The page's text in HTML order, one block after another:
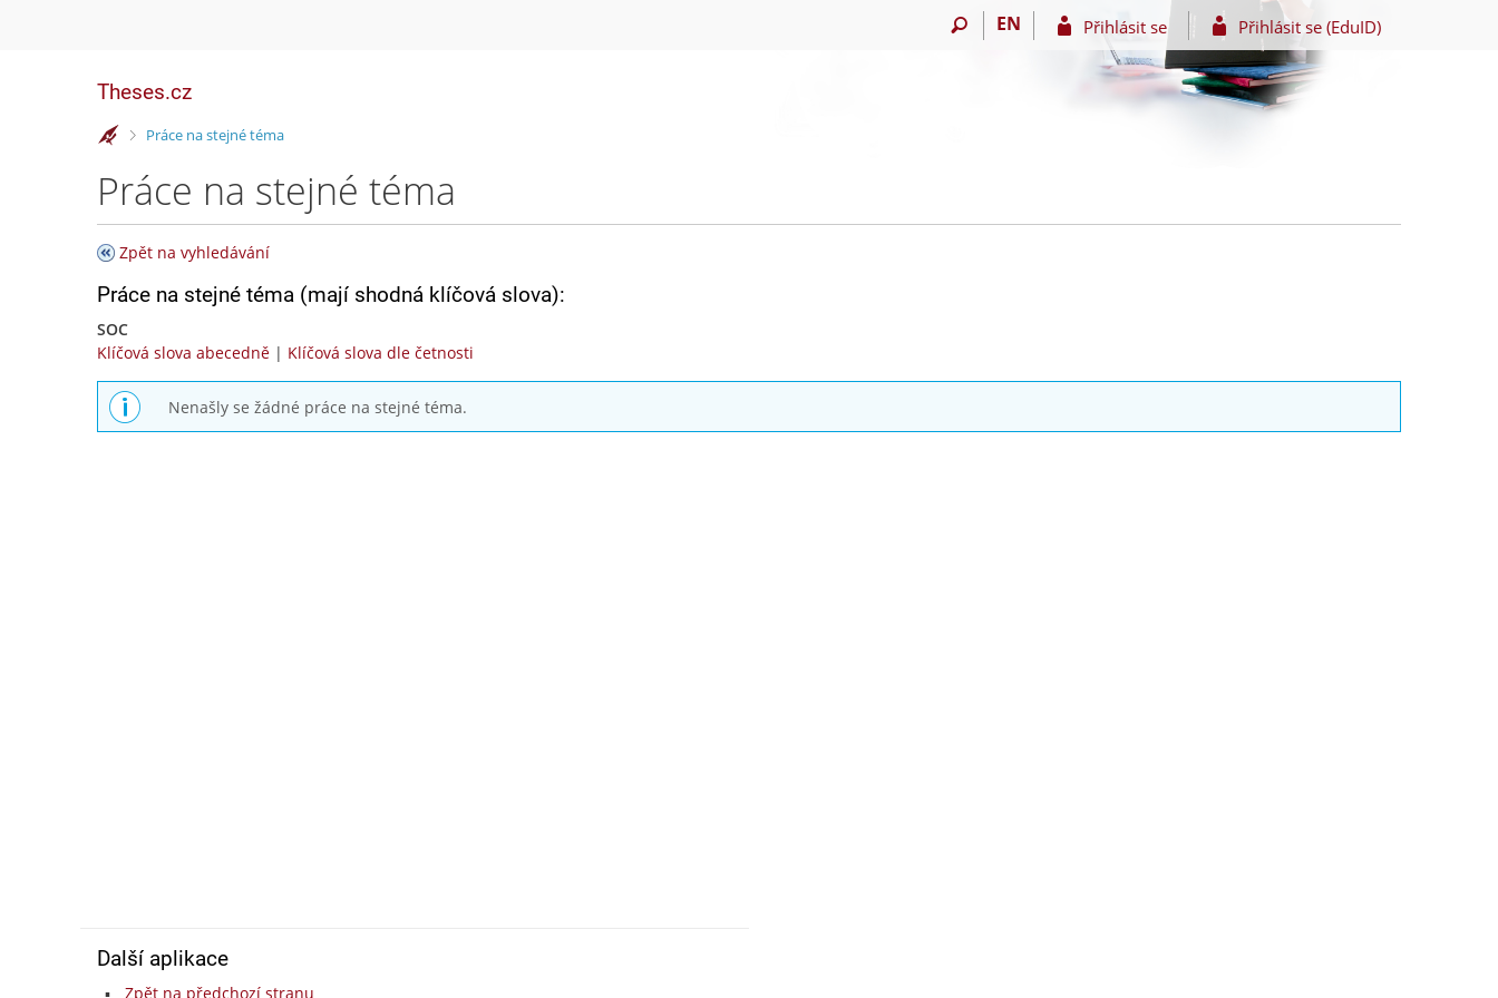
EN Přihlásit se Přihlásit se (EduID)
Theses.cz
>Práce na stejné téma
Práce na stejné téma
Zpět na vyhledávání
Práce na stejné téma (mají shodná klíčová slova):
SOC
Klíčová slova abecedně | Klíčová slova dle četnosti
Nenašly se žádné práce na stejné téma.
Další aplikace
Zpět na předchozí stranu